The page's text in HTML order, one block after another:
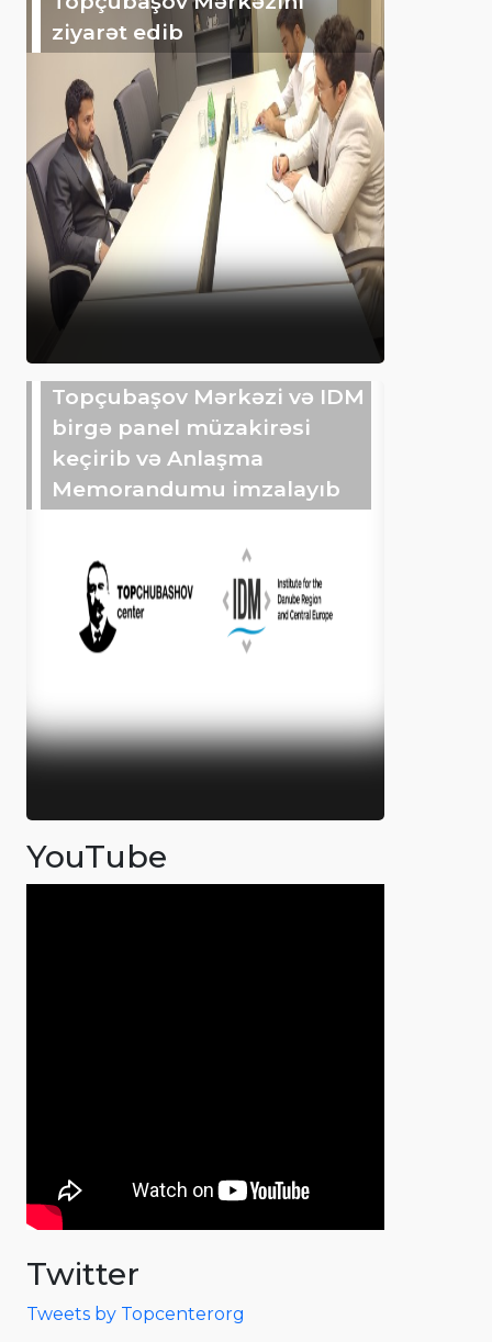
ziyarət edib
Topçubaşov Mərkəzi və IDM
birgə panel müzakirəsi
keçirib və Anlaşma
Memorandumu imzalayıb
YouTube
Twitter
Tweets by Topcenterorg